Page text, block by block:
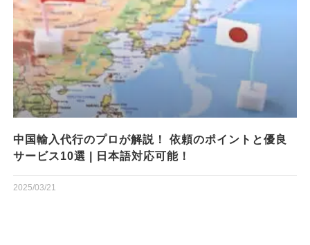
中国輸入代行のプロが解説！ 依頼のポイントと優良
サービス10選 | 日本語対応可能！
2025/03/21